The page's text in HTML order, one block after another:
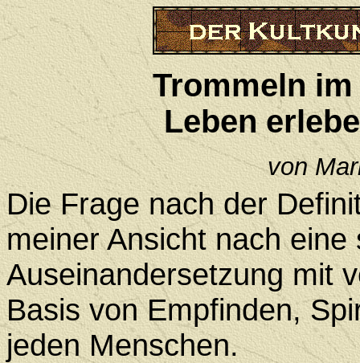
Trommeln
Leben
von
Die Frage nach der
meiner Ansicht nach eine
Auseinandersetzung mit
Basis von Empfinden,
jeden Menschen.